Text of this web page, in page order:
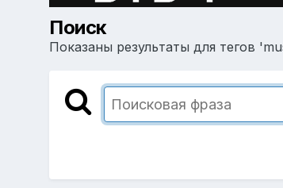
Поиск
Показаны результаты для тегов